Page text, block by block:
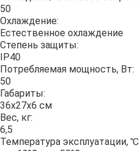
50
Охлаждение:
Естественное охлаждение
Степень защиты:
IP40
Потребляемая мощность, Вт:
50
Габариты:
36x27x6 см
Вес, кг:
6,5
Температура эксплуатации,